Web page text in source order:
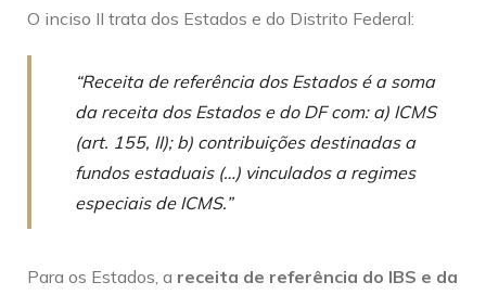
O inciso II trata dos Estados e do Distrito Federal:
“Receita de referência dos Estados é a soma
da receita dos Estados e do DF com: a) ICMS
(art. 155, II); b) contribuições destinadas a
fundos estaduais (…) vinculados a regimes
especiais de ICMS.”
Para os Estados, a receita de referência do IBS e da